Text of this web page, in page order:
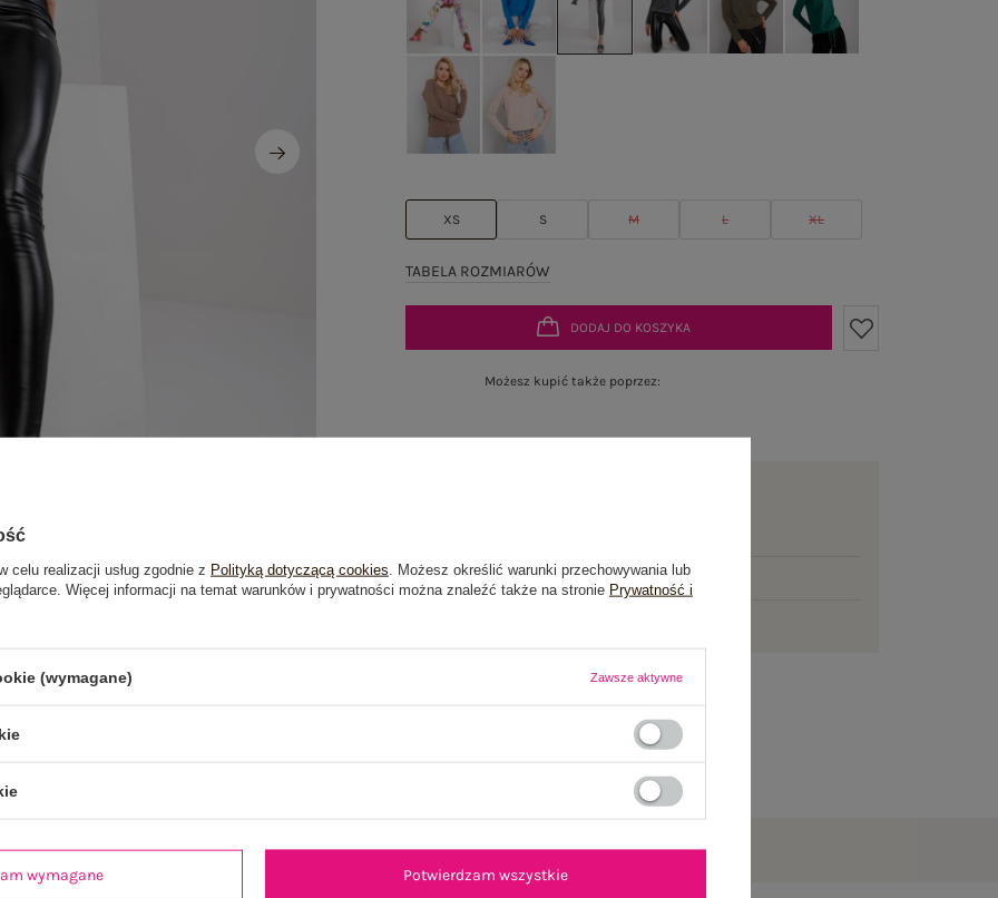
XS S M L XL
TABELA ROZMIARÓW
DODAJ DO KOSZYKA
Możesz kupić także poprzez:
Wysyłkajutro
Opinie o produkcie(87)
celu realizacji usług zgodnie z Polityką dotyczącą cookies . Możesz określić warunki przechowywania lub
Więcej informacji na temat warunków i prywatności można znaleźć także na stronie Prywatność i
(wymagane) Zawsze aktywne
wymagane Potwierdzam wszystkie